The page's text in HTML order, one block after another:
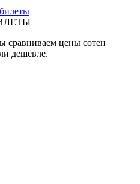
сравниваем цены сотен
дешевле.